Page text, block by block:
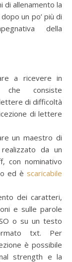
di allenamento la
un po’ più di
della
a ricevere in
consiste
di difficoltà
di lettere
un maestro di
da un
con nominativo
ed è scaricabile
dei caratteri,
e sulle parole
o su un testo
txt. Per
è possibile
strength e la